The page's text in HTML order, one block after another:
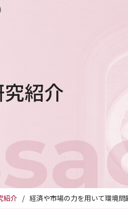
紹介
紹介 経済や市場の力を用いて環境